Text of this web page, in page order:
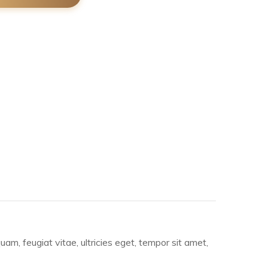
feugiat vitae, ultricies eget, tempor sit amet,